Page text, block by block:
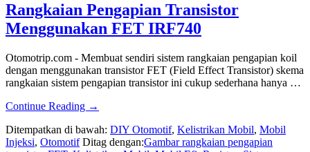
Rangkaian Pengapian Transistor
Menggunakan FET IRF740
Otomotrip.com - Membuat sendiri sistem rangkaian pengapian koil
dengan menggunakan transistor FET (Field Effect Transistor) skema
rangkaian sistem pengapian transistor ini cukup sederhana hanya …
Continue Reading about
Pengapian
Transistor
→
Ditempatkan di bawah: DIY Otomotif, Kelistrikan Mobil, Mobil
Injeksi, Otomotif Ditag dengan:Gambar rangkaian pengapian